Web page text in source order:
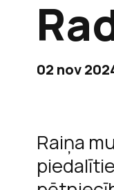
02 nov
Raiņa